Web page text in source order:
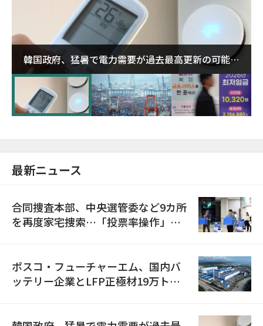
韓国政府、猛暑で電力需要が過去最高更新の可能性
に需給対応体制を点検
最新ニュース
合同捜査本部、中央選管委など9カ所
を再度家宅捜索…「投票率操作」の
ポスコ・フューチャーエム、国内バ
ッテリー企業とLFP正極材19万トン